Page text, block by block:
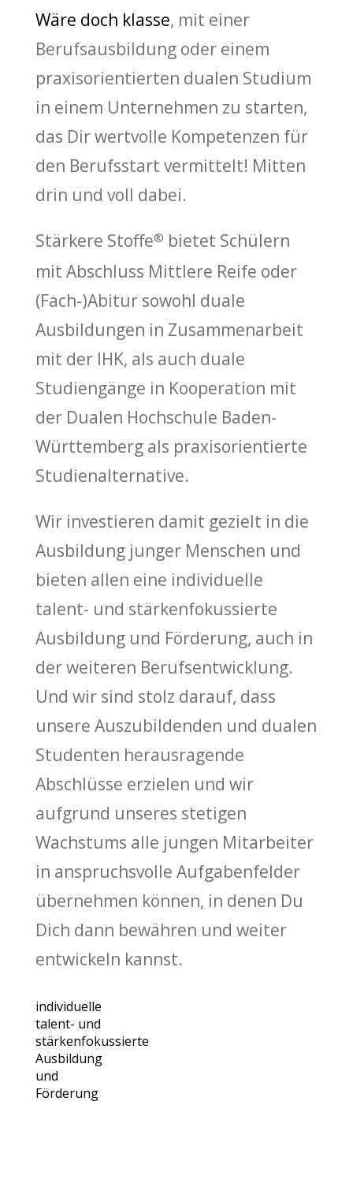
Wäre doch klasse, mit einer
Berufsausbildung oder einem
praxisorientierten dualen Studium
in einem Unternehmen zu starten,
das Dir wertvolle Kompetenzen für
den Berufsstart vermittelt! Mitten
drin und voll dabei.
Stärkere Stoffe® bietet Schülern
mit Abschluss Mittlere Reife oder
(Fach-)Abitur sowohl duale
Ausbildungen in Zusammenarbeit
mit der IHK, als auch duale
Studiengänge in Kooperation mit
der Dualen Hochschule Baden-
Württemberg als praxisorientierte
Studienalternative.
Wir investieren damit gezielt in die
Ausbildung junger Menschen und
bieten allen eine individuelle
talent- und stärkenfokussierte
Ausbildung und Förderung, auch in
der weiteren Berufsentwicklung.
Und wir sind stolz darauf, dass
unsere Auszubildenden und dualen
Studenten herausragende
Abschlüsse erzielen und wir
aufgrund unseres stetigen
Wachstums alle jungen Mitarbeiter
in anspruchsvolle Aufgabenfelder
übernehmen können, in denen Du
Dich dann bewähren und weiter
entwickeln kannst.
individuelle
talent- und
stärkenfokussierte
Ausbildung
und
Förderung